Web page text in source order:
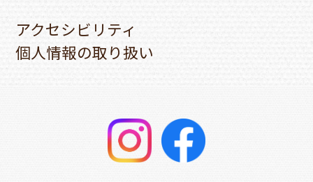
アクセシビリティ
個人情報の取り扱い